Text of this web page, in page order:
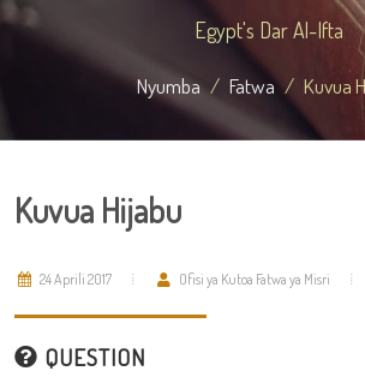
Egypt's Dar Al-Ifta
Nyumba Fatwa Kuvua
Kuvua Hijabu
24 Aprili 2017 Ofisi ya Kutoa Fatwa ya Misri
QUESTION